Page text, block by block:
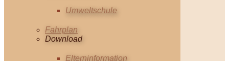
Umweltschule
Fahrplan
Download
Elterninformation